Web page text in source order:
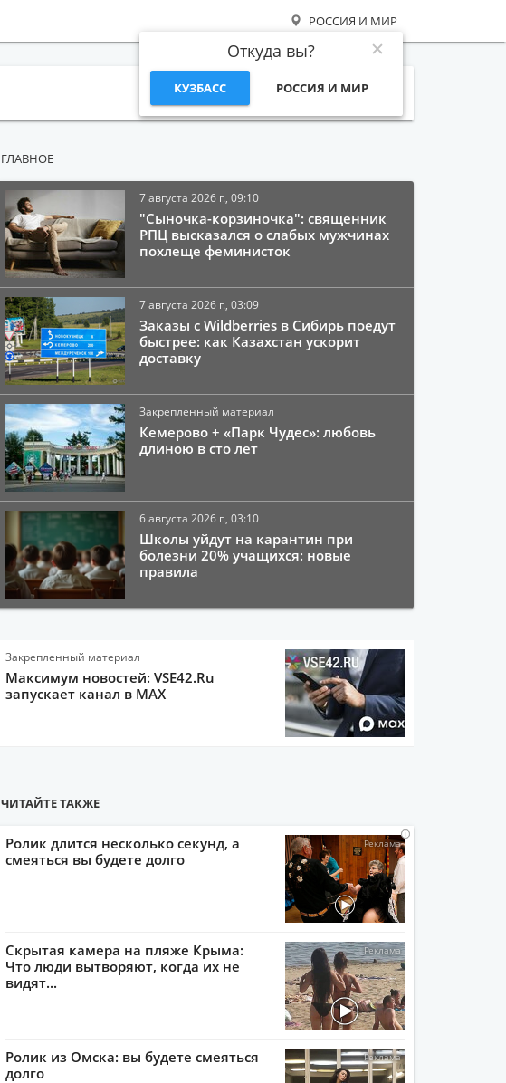
РОССИЯ И МИР
Откуда вы?
КУЗБАСС РОССИЯ И МИР
Поиск
ГЛАВНОЕ
7 августа 2026 г., 09:10
"Сыночка-корзиночка": священник
РПЦ высказался о слабых мужчинах
похлеще феминисток
7 августа 2026 г., 03:09
Заказы с Wildberries в Сибирь поедут
быстрее: как Казахстан ускорит
доставку
Закрепленный материал
Кемерово + «Парк Чудес»: любовь
длиною в сто лет
6 августа 2026 г., 03:10
Школы уйдут на карантин при
болезни 20% учащихся: новые
правила
Закрепленный материал
Максимум новостей: VSE42.Ru
запускает канал в MAX
ЧИТАЙТЕ ТАКЖЕ
i
Ролик длится несколько секунд, а
смеяться вы будете долго
i
Скрытая камера на пляже Крыма:
Что люди вытворяют, когда их не
видят...
i
Ролик из Омска: вы будете смеяться
долго
i